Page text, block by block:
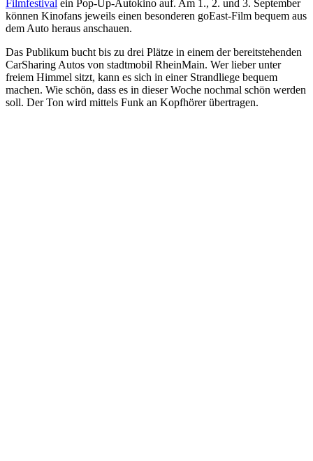
Filmfestival ein Pop-Up-Autokino auf. Am 1., 2. und 3. September
können Kinofans jeweils einen besonderen goEast-Film bequem aus
dem Auto heraus anschauen.
Das Publikum bucht bis zu drei Plätze in einem der bereitstehenden
CarSharing Autos von stadtmobil RheinMain. Wer lieber unter
freiem Himmel sitzt, kann es sich in einer Strandliege bequem
machen. Wie schön, dass es in dieser Woche nochmal schön werden
soll. Der Ton wird mittels Funk an Kopfhörer übertragen.